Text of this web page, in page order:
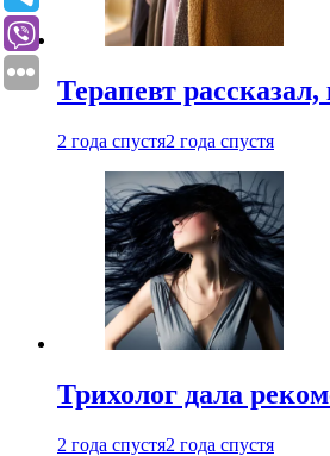
Терапевт
2 года спустя2 года спустя
Трихолог дала
2 года спустя2 года спустя